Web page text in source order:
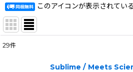
このアイコンが表示されてい
29件
Sublime / Meets